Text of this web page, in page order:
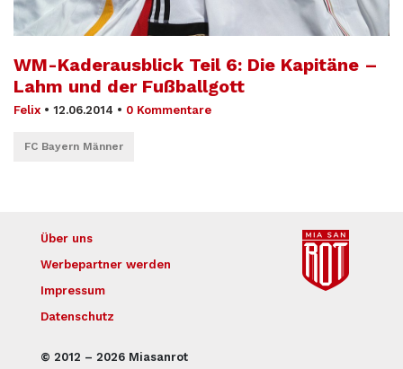
WM-Kaderausblick Teil 6: Die Kapitäne –
Lahm und der Fußballgott
Felix • 12.06.2014 • 0 Kommentare
FC Bayern Männer
© 2012 – 2026 Miasanrot
Über uns
Werbepartner werden
Impressum
Datenschutz